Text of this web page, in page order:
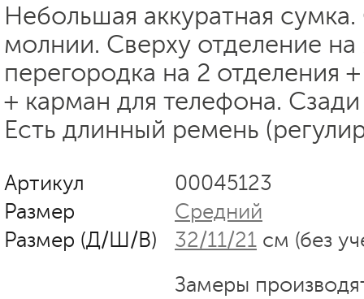
Небольшая аккуратная
молнии. Сверху отделение
перегородка на 2 отделения
+ карман для телефона.
Есть длинный ремень
Артикул
00045123
Размер
Средний
Размер (Д/Ш/В)
32/11/21 см (без
Замеры